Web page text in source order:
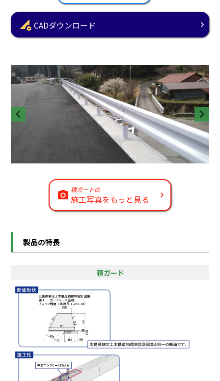
perm_data_setting CADダウンロード
積ガードの
施工写真をもっと見る
製品の特長
積ガード